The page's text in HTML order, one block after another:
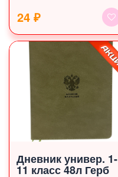
24 ₽
Дневник универ. 1-
11 класс 48л Герб